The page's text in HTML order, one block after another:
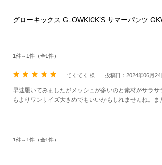
グローキックス GLOWKICK’S サマーパンツ
1件～1件（全1件）
てくてく 様 投稿日：2024年06月24
早速履いてみましたがメッシュが多いのと素材がサラ
もよりワンサイズ大きめでもいいかもしれませんね。ま
1件～1件（全1件）